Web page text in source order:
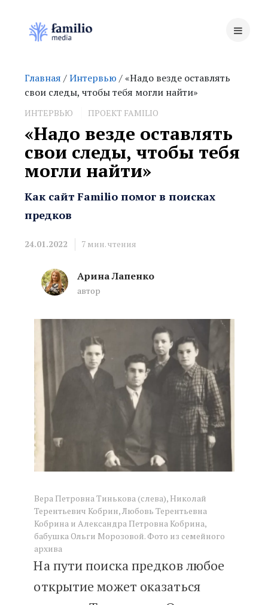
Главная /Интервью / «Надо везде оставлять
свои следы, чтобы тебя могли найти»
ИНТЕРВЬЮ ПРОЕКТ FAMILIO
«Надо везде оставлять
свои следы, чтобы тебя
могли найти»
Как сайт Familio помог в поисках
предков
24.01.2022 7 мин. чтения
Арина Лапенко
автор
«Надо везде оставлять свои
Вера Петровна Тинькова (слева), Николай
Терентьевич Кобрин, Любовь Терентьевна
Кобрина и Александра Петровна Кобрина,
бабушка Ольги Морозовой. Фото из семейного
архива
На пути поиска предков любое
открытие может оказаться